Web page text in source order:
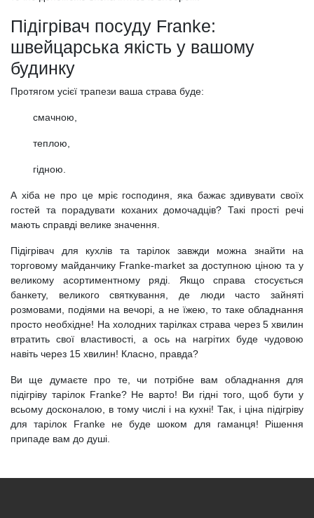
Підігрівач посуду Franke:
швейцарська якість у вашому
будинку
Протягом усієї трапези ваша страва буде:
смачною,
теплою,
гідною.
А хіба не про це мріє господиня, яка бажає здивувати своїх
гостей та порадувати коханих домочадців? Такі прості речі
мають справді велике значення.
Підігрівач для кухлів та тарілок завжди можна знайти на
торговому майданчику Franke-market за доступною ціною та у
великому асортиментному ряді. Якщо справа стосується
банкету, великого святкування, де люди часто зайняті
розмовами, подіями на вечорі, а не їжею, то таке обладнання
просто необхідне! На холодних тарілках страва через 5 хвилин
втратить свої властивості, а ось на нагрітих буде чудовою
навіть через 15 хвилин! Класно, правда?
Ви ще думаєте про те, чи потрібне вам обладнання для
підігріву тарілок Franke? Не варто! Ви гідні того, щоб бути у
всьому досконалою, в тому числі і на кухні! Так, і ціна підігріву
для тарілок Franke не буде шоком для гаманця! Рішення
припаде вам до душі.